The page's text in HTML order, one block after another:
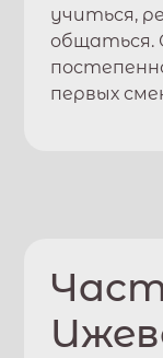
учиться,
общаться.
первых